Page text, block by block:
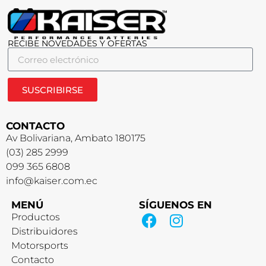
RECIBE NOVEDADES Y OFERTAS
SUSCRIBIRSE
CONTACTO
Av Bolivariana, Ambato 180175
(03) 285 2999
099 365 6808
info@kaiser.com.ec
MENÚ
Productos
Distribuidores
Motorsports
Contacto
SÍGUENOS EN